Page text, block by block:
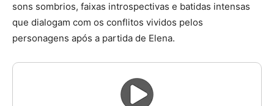
sons sombrios, faixas introspectivas e batidas intensas
que dialogam com os conflitos vividos pelos
personagens após a partida de Elena.